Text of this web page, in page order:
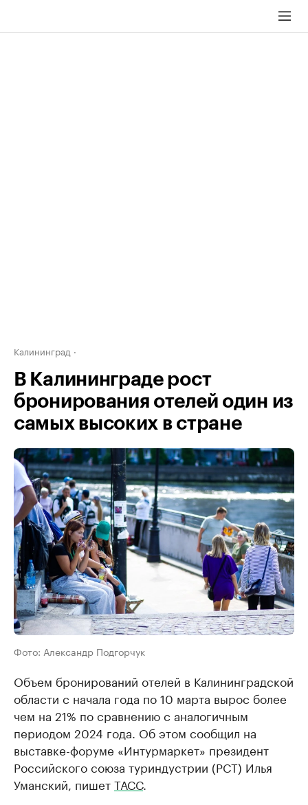
Калининград
В Калининграде рост
бронирования отелей один из
самых высоких в стране
Фото: Александр Подгорчук
Объем бронирований отелей в Калининградской
области с начала года по 10 марта вырос более
чем на 21% по сравнению с аналогичным
периодом 2024 года. Об этом сообщил на
выставке-форуме «Интурмаркет» президент
Российского союза туриндустрии (РСТ) Илья
Уманский, пишетТАСС.